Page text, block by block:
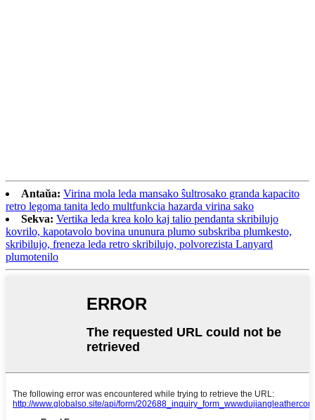
Antaŭa: Virina mola leda mansako ŝultrosako granda kapacito
retro legoma tanita ledo multfunkcia hazarda virina sako
Sekva: Vertika leda krea kolo kaj talio pendanta skribilujo
kovrilo, kapotavolo bovina ununura plumo subskriba plumkesto,
skribilujo, freneza leda retro skribilujo, polvorezista Lanyard
plumotenilo